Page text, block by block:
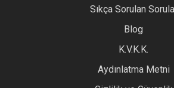
Ürün açıklamasında eksik bilgiler
Ürün bilgilerinde hatalar bulunuyor.
Ürün fiyatı diğer sitelerden daha pahalı.
Sıkça Sorulan
Blog
K.V.K.K.
Aydınlatma Metni